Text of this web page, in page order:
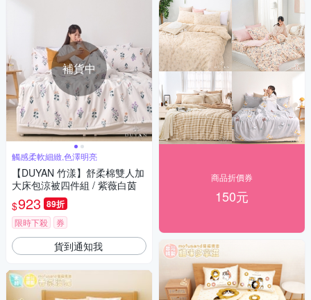
補貨中
觸感柔軟細緻,色澤明亮
【DUYAN 竹漾】舒柔棉雙人加
大床包涼被四件組 / 紫薇白茵
$923 89折
限時下殺 券
貨到通知我
商品折價券
150元